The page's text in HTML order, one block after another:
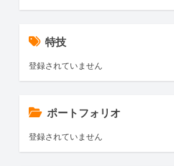
特技
登録されていません
ポートフォリオ
登録されていません